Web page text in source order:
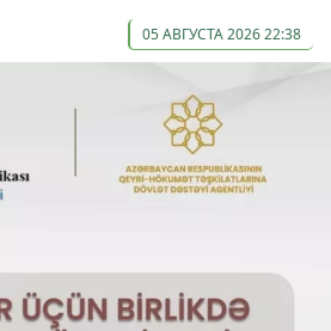
05 АВГУСТА 2026 22:38